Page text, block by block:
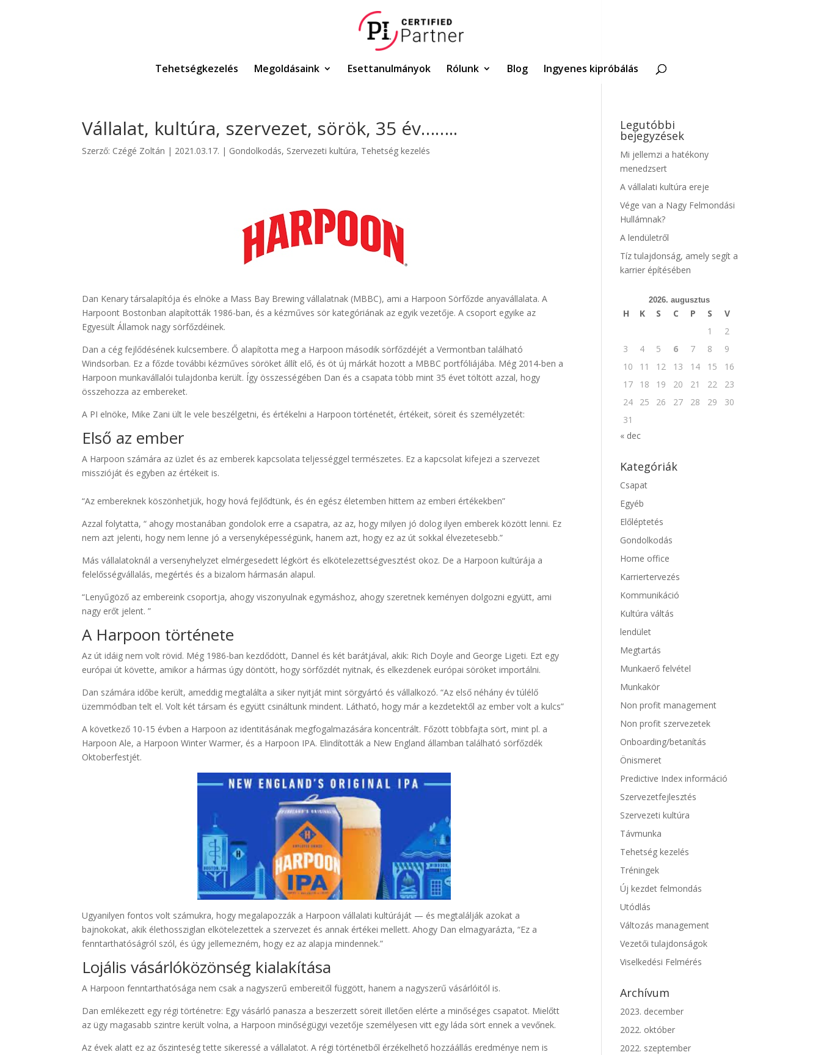
Tehetségkezelés Megoldásaink Esettanulmányok Rólunk Blog Ingyenes kipróbálás
Vállalat, kultúra, szervezet, sörök, 35 év……..
Szerző: Czégé Zoltán | 2021.03.17. | Gondolkodás, Szervezeti kultúra, Tehetség kezelés
Dan Kenary társalapítója és elnöke a Mass Bay Brewing vállalatnak (MBBC), ami a Harpoon Sörfőzde anyavállalata. A
Harpoont Bostonban alapították 1986-ban, és a kézműves sör kategóriának az egyik vezetője. A csoport egyike az
Egyesült Államok nagy sörfőzdéinek.
Dan a cég fejlődésének kulcsembere. Ő alapította meg a Harpoon második sörfőzdéjét a Vermontban található
Windsorban. Ez a főzde további kézműves söröket állít elő, és öt új márkát hozott a MBBC portfóliájába. Még 2014-ben a
Harpoon munkavállalói tulajdonba került. Így összességében Dan és a csapata több mint 35 évet töltött azzal, hogy
összehozza az embereket.
A PI elnöke, Mike Zani ült le vele beszélgetni, és értékelni a Harpoon történetét, értékeit, söreit és személyzetét:
Első az ember
A Harpoon számára az üzlet és az emberek kapcsolata teljességgel természetes. Ez a kapcsolat kifejezi a szervezet
misszióját és egyben az értékeit is.
“Az embereknek köszönhetjük, hogy hová fejlődtünk, és én egész életemben hittem az emberi értékekben”
Azzal folytatta, “ ahogy mostanában gondolok erre a csapatra, az az, hogy milyen jó dolog ilyen emberek között lenni. Ez
nem azt jelenti, hogy nem lenne jó a versenyképességünk, hanem azt, hogy ez az út sokkal élvezetesebb.”
Más vállalatoknál a versenyhelyzet elmérgesedett légkört és elkötelezettségvesztést okoz. De a Harpoon kultúrája a
felelősségvállalás, megértés és a bizalom hármasán alapul.
“Lenyűgöző az embereink csoportja, ahogy viszonyulnak egymáshoz, ahogy szeretnek keményen dolgozni együtt, ami
nagy erőt jelent. ”
A Harpoon története
Az út idáig nem volt rövid. Még 1986-ban kezdődött, Dannel és két barátjával, akik: Rich Doyle and George Ligeti. Ezt egy
európai út követte, amikor a hármas úgy döntött, hogy sörfőzdét nyitnak, és elkezdenek európai söröket importálni.
Dan számára időbe került, ameddig megtalálta a siker nyitját mint sörgyártó és vállalkozó. “Az első néhány év túlélő
üzemmódban telt el. Volt két társam és együtt csináltunk mindent. Látható, hogy már a kezdetektől az ember volt a kulcs”
A következő 10-15 évben a Harpoon az identitásának megfogalmazására koncentrált. Főzött többfajta sört, mint pl. a
Harpoon Ale, a Harpoon Winter Warmer, és a Harpoon IPA. Elindították a New England államban található sörfőzdék
Oktoberfestjét.
Ugyanilyen fontos volt számukra, hogy megalapozzák a Harpoon vállalati kultúráját — és megtalálják azokat a
bajnokokat, akik élethossziglan elkötelezettek a szervezet és annak értékei mellett. Ahogy Dan elmagyarázta, “Ez a
fenntarthatóságról szól, és úgy jellemezném, hogy ez az alapja mindennek.”
Lojális vásárlóközönség kialakítása
A Harpoon fenntarthatósága nem csak a nagyszerű embereitől függött, hanem a nagyszerű vásárlóitól is.
Dan emlékezett egy régi történetre: Egy vásárló panasza a beszerzett söreit illetően elérte a minőséges csapatot. Mielőtt
az ügy magasabb szintre került volna, a Harpoon minőségügyi vezetője személyesen vitt egy láda sört ennek a vevőnek.
Az évek alatt ez az őszinteség tette sikeressé a vállalatot. A régi történetből érzékelhető hozzáállás eredménye nem is
Legutóbbi
bejegyzések
Mi jellemzi a hatékony
menedzsert
A vállalati kultúra ereje
Vége van a Nagy Felmondási
Hullámnak?
A lendületről
Tíz tulajdonság, amely segít a
karrier építésében
2026. augusztus
H K S C P S
V
1
2
3
4 5 6 7 8
9
10
11 12 13 14 15
16
17
18 19 20 21 22
23
24
25 26 27 28 29
30
31
« dec
Kategóriák
Csapat
Egyéb
Előléptetés
Gondolkodás
Home office
Karriertervezés
Kommunikáció
Kultúra váltás
lendület
Megtartás
Munkaerő felvétel
Munkakör
Non profit management
Non profit szervezetek
Onboarding/betanítás
Önismeret
Predictive Index információ
Szervezetfejlesztés
Szervezeti kultúra
Távmunka
Tehetség kezelés
Tréningek
Új kezdet felmondás
Utódlás
Változás management
Vezetői tulajdonságok
Viselkedési Felmérés
Archívum
2023. december
2022. október
2022. szeptember